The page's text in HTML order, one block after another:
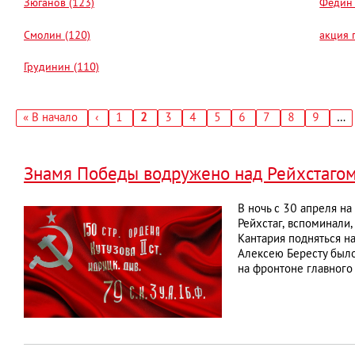
Зюганов (123) Федин
Смолин (120) акция
Грудинин (110)
Первая
« В начало ←
‹ Страница
1
Текущая
2 Страница
3 Страница
4 Страница
5 Страница
6 Страница
7 Страница
8 9 …
Знамя Победы водружено над
В ночь с 30 апреля
Рейхстаг,
Кантария подняться
Алексею Бересту
на фронтоне